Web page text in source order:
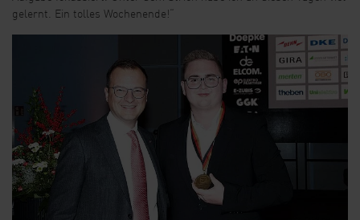
gelernt. Ein tolles Wochenende!“